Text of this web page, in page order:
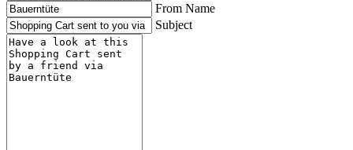
From Name
Subject